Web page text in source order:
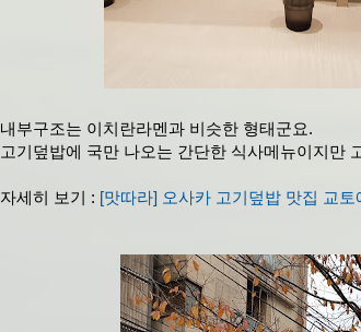
내부구조는 이치란라멘과 비슷한 형태군요.
고기덮밥에 국만 나오는 간단한 식사메뉴이지만
자세히 보기 : [맛따라] 오사카 고기덮밥 맛집 교